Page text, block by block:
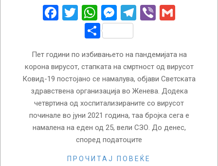
Facebook
Twitter
WhatsApp
Messenger
Telegram
Viber
Share
Пет години по избивањето на пандемијата на
корона вирусот, стапката на смртност од вирусот
Ковид-19 постојано се намалува, објави Светската
здравствена организација во Женева. Додека
четвртина од хоспитализираните со вирусот
починале во јуни 2021 година, таа бројка сега е
намалена на еден од 25, вели СЗО. До денес,
според податоците
ПРОЧИТАЈ ПОВЕЌЕ